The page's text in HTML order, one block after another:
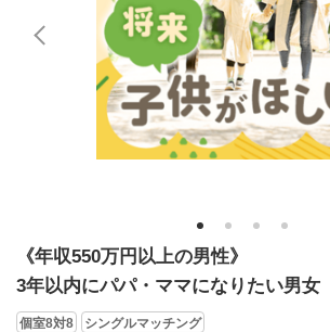
1 2 3 4
《年収550万円以上の男性》
3年以内にパパ・ママになりたい男女
個室8対8 シングルマッチング